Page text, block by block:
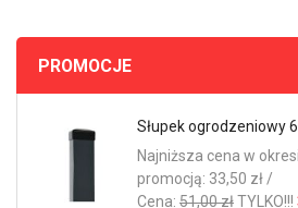
PROMOCJE
Słupek ogrodzeniowy
Najniższa cena w
promocją: 33,50 zł /
Cena: 51,00 złTYLKO!!!